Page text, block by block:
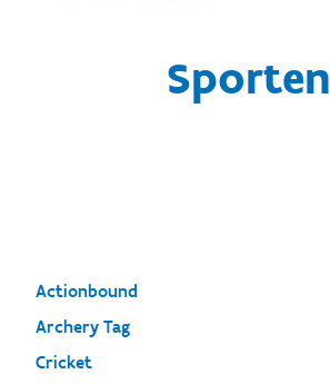
Sporten
Actionbound
Archery Tag
Cricket